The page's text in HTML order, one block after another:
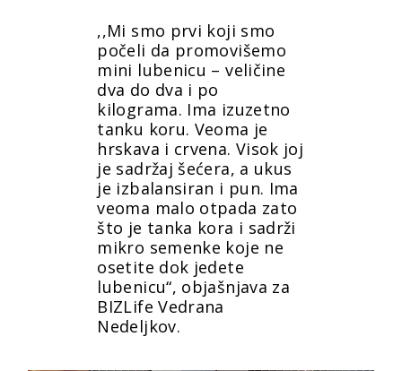
,,Mi smo prvi koji smo
počeli da promovišemo
mini lubenicu – veličine
dva do dva i po
kilograma. Ima izuzetno
tanku koru. Veoma je
hrskava i crvena. Visok joj
je sadržaj šećera, a ukus
je izbalansiran i pun. Ima
veoma malo otpada zato
što je tanka kora i sadrži
mikro semenke koje ne
osetite dok jedete
lubenicu“, objašnjava za
BIZLife Vedrana
Nedeljkov.